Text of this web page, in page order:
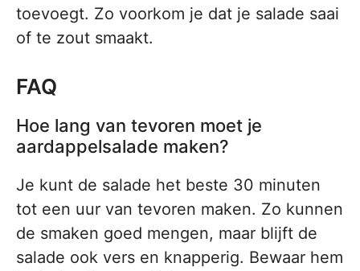
toevoegt. Zo voorkom je dat je salade saai
of te zout smaakt.
FAQ
Hoe lang van tevoren moet je
aardappelsalade maken?
Je kunt de salade het beste 30 minuten
tot een uur van tevoren maken. Zo kunnen
de smaken goed mengen, maar blijft de
salade ook vers en knapperig. Bewaar hem